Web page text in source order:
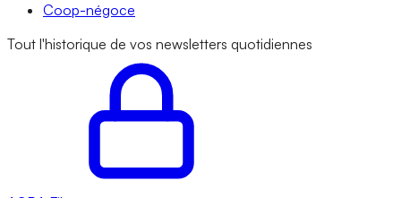
Coop-négoce
Tout l'historique de vos newsletters quotidiennes